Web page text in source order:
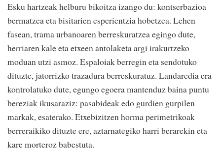
Esku hartzeak helburu bikoitza izango du: kontserbazioa
bermatzea eta bisitarien esperientzia hobetzea. Lehen
fasean, trama urbanoaren berreskuratzea egingo dute,
herriaren kale eta etxeen antolaketa argi irakurtzeko
moduan utzi asmoz. Espaloiak berregin eta sendotuko
dituzte, jatorrizko trazadura berreskuratuz. Landaredia era
kontrolatuko dute, egungo egoera mantenduz baina puntu
bereziak ikusaraziz: pasabideak edo gurdien gurpilen
markak, esaterako. Etxebizitzen horma perimetrikoak
berreraikiko dituzte ere, aztarnategiko harri berarekin eta
kare morteroz babestuta.